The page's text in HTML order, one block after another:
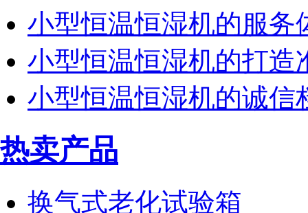
小型恒温恒湿机的服务
小型恒温恒湿机的打造
小型恒温恒湿机的诚信
热卖产品
换气式老化试验箱